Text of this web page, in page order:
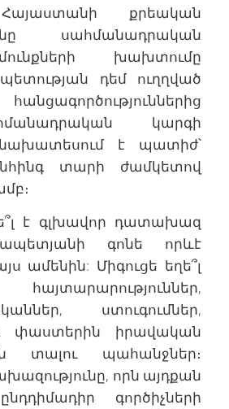
քրեական
սահմանադրական
խախտումը
դեմ ուղղված
կարգի
է պատիժ՝
տարի ժամկետով
է գլխավոր դատախազ
գոնե որևէ
ամենին: Միգուցե եղե՞լ
ստուգումներ,
փաստերին իրավական
տալու պահանջներ։
որն այդքան
գործիչների